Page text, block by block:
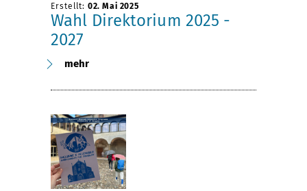
Erstellt: 02. Mai 2025
Wahl Direktorium 2025 -
2027
mehr